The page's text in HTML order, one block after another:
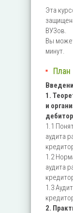
Эта
ВУЗов.
Вы
минут.
План
1.
и
1.1
аудита
1.2
аудита
1.3
2.